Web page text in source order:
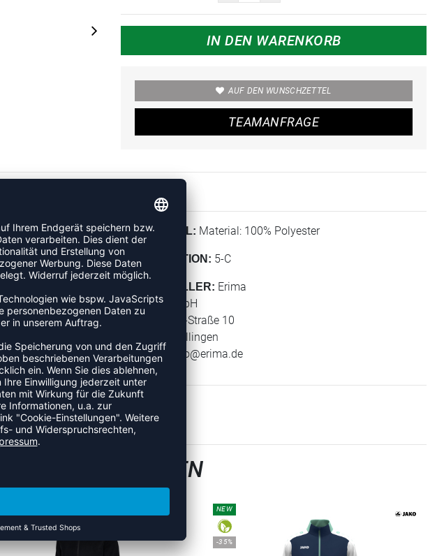
IN DEN WARENKORB
AUF DEN WUNSCHZETTEL
TEAMANFRAGE
Innenfutter aus
MATERIAL: Material: 100% Polyester
KOLLEKTION: 5-C
HERSTELLER: Erima
Erima GmbH
Carl-Zeiss-Straße 10
72793 Pfullingen
E-Mail:
info@erima.de
OUTDOOR JACKEN
NEW
-35%